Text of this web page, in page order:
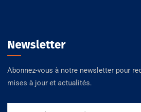
Newsletter
Abonnez-vous à notre newsletter pour
mises à jour et actualités.